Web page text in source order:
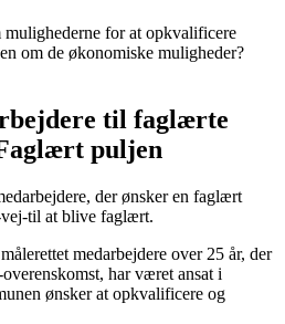
for at opkvalificere
om de økonomiske muligheder?
til faglærte
puljen
der ønsker en faglært
vej-til at blive faglært.
medarbejdere over 25 år, der
har været ansat i
ønsker at opkvalificere og